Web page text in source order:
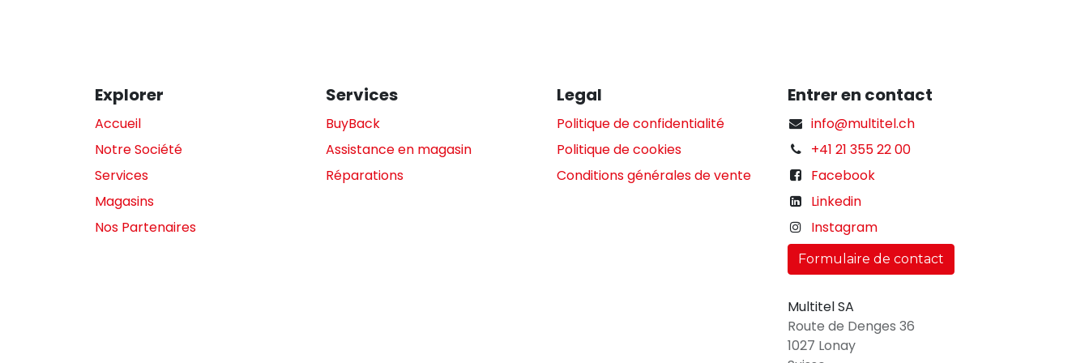
Explorer
Accueil
Notre Société
Services
Magasins
Nos Partenaires
Services
BuyBack
Assistance en magasin
Réparations
Legal
Politique de confidentialité
Politique de cookies
Conditions générales de vente
Entrer en contact
info@multitel.ch
+41 21 355 22 00
Facebook
Linkedin
Instagram
Formulaire de contact
Multitel SA
Route de Denges 36
1027 Lonay